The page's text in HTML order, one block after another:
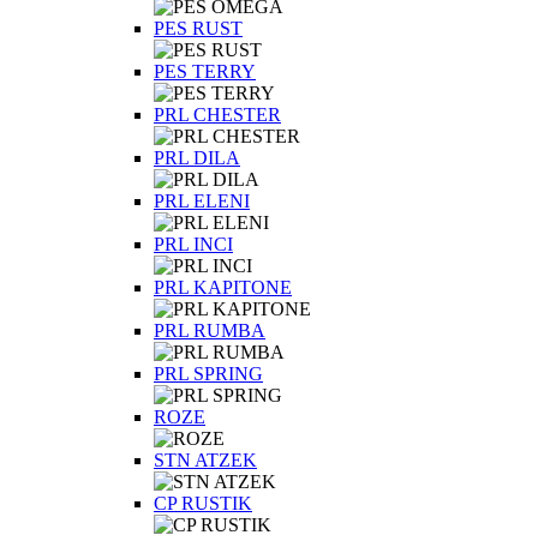
PES RUST
PES TERRY
PRL CHESTER
PRL DILA
PRL ELENI
PRL INCI
PRL KAPITONE
PRL RUMBA
PRL SPRING
ROZE
STN ATZEK
СP RUSTIK